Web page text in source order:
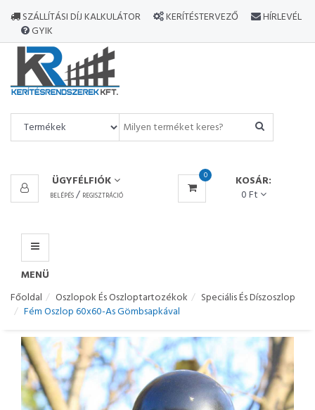
SZÁLLÍTÁSI DÍJ KALKULÁTOR KERÍTÉSTERVEZŐ
HÍRLEVÉL
GYIK
ÜGYFÉLFIÓK
BELÉPÉS/ REGISZTRÁCIÓ
0
KOSÁR:
0 Ft
MENÜ
MINDEN
TERMÉK
MENÜ
Főoldal Oszlopok És Oszloptartozékok
Speciális És Díszoszlop
Fém Oszlop 60x60-As Gömbsapkával